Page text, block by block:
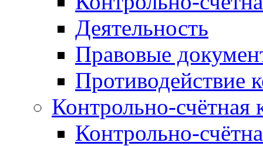
Деятельность
Правовые
Противодействие
Контрольно-счётная
Контрольно-